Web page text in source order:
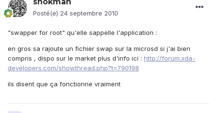
shokmah
Posté(e) 24 septembre 2010
"swapper for root" qu'elle sappelle l'application :
en gros sa rajoute un fichier swap sur la microsd si j'ai bien
compris , dispo sur le market plus d'info ici : http://forum.xda-
developers.com/showthread.php?t=790198
ils disent que ça fonctionne vraiment